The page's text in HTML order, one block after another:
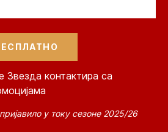
контактира са
у току сезоне 2025/26